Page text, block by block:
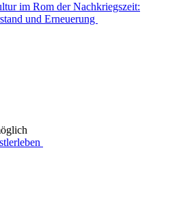
im Rom der Nachkriegszeit:
und Erneuerung